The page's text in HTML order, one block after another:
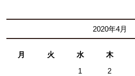
2020年4月
月 火 水 木
1 2